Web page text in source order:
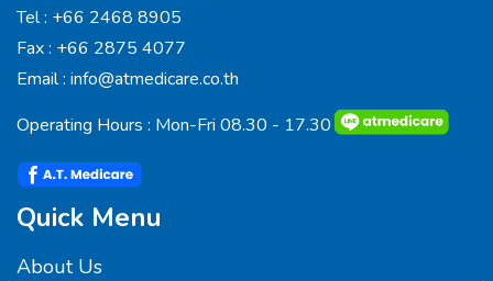
Tel : +66 2468 8905
Fax : +66 2875 4077
Email : info@atmedicare.co.th
Operating Hours : Mon-Fri 08.30 - 17.30
Quick Menu
About Us